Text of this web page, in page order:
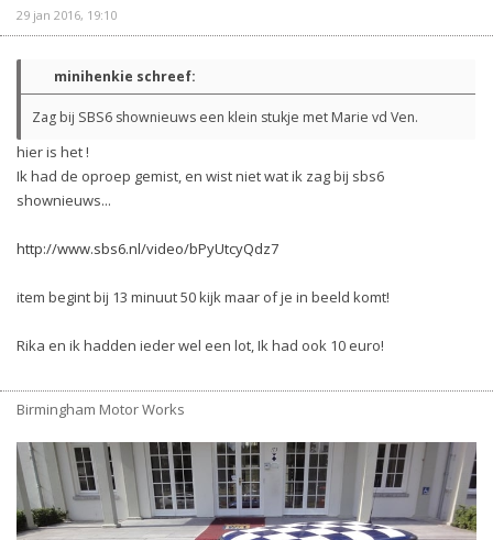
29 jan 2016, 19:10
minihenkie schreef:
Zag bij SBS6 shownieuws een klein stukje met Marie vd Ven.
hier is het !
Ik had de oproep gemist, en wist niet wat ik zag bij sbs6
shownieuws...
http://www.sbs6.nl/video/bPyUtcyQdz7
item begint bij 13 minuut 50 kijk maar of je in beeld komt!
Rika en ik hadden ieder wel een lot, Ik had ook 10 euro!
Birmingham Motor Works